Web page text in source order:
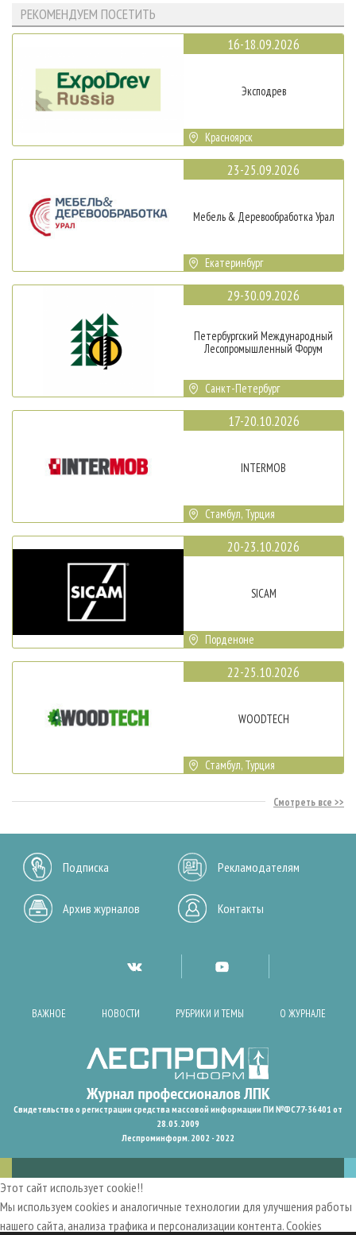
РЕКОМЕНДУЕМ ПОСЕТИТЬ
16-18.09.2026
Эксподрев
Красноярск
23-25.09.2026
Мебель & Деревообработка Урал
Екатеринбург
29-30.09.2026
Петербургский Международный
Лесопромышленный Форум
Санкт-Петербург
17-20.10.2026
INTERMOB
Стамбул, Турция
20-23.10.2026
SICAM
Порденоне
22-25.10.2026
WOODTECH
Стамбул, Турция
Смотреть все
Подписка Рекламодателям
Архив журналов Контакты
ВАЖНОЕ НОВОСТИ РУБРИКИ И ТЕМЫ О ЖУРНАЛЕ
Свидетельство о регистрации средства массовой информации ПИ №ФС77-36401 от
28.05.2009
Леспроминформ. 2002 - 2022
Этот сайт использует cookie!!
Мы используем cookies и аналогичные технологии для улучшения работы
нашего сайта, анализа трафика и персонализации контента. Cookies